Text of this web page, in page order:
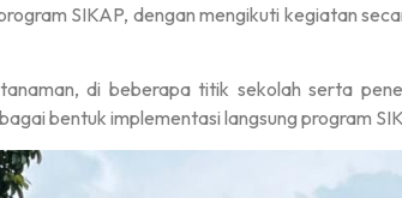
SIKAP, dengan mengikuti kegiatan
di beberapa titik sekolah serta
bentuk implementasi langsung program